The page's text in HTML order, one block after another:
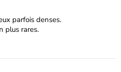
parfois denses.
plus rares.